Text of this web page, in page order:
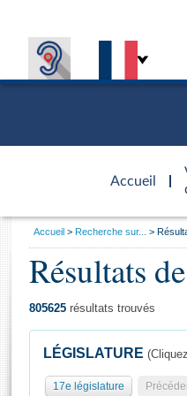
Accueil
d'accueil
Général
Vous
Accueil Recherche sur...
Résultats
805625 résultats trouvés
LÉGISLATURE
17e législature